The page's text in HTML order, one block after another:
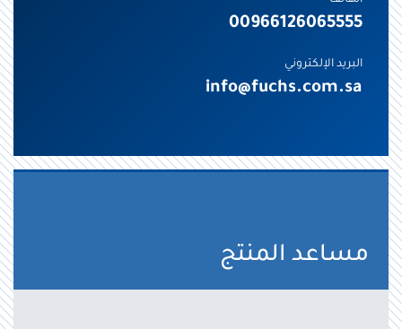
00966126065555
البريد الإلكتروني
info@fuchs.com.sa
مساعد المنتج